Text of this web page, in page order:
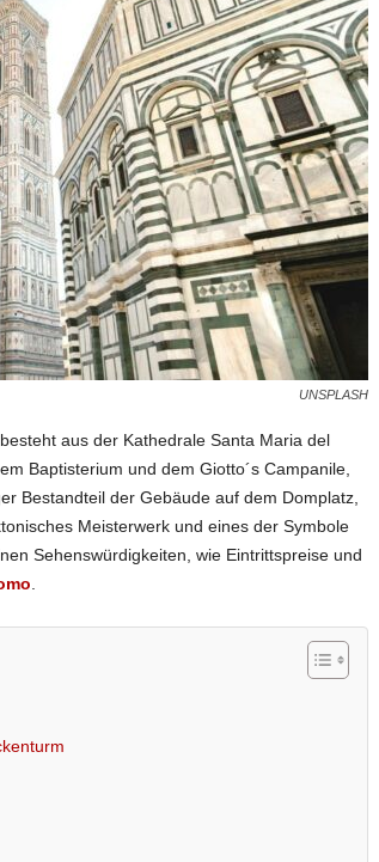
UNSPLASH
aus der Kathedrale Santa Maria del
Baptisterium und dem Giotto´s Campanile,
Bestandteil der Gebäude auf dem Domplatz,
Meisterwerk und eines der Symbole
Sehenswürdigkeiten, wie Eintrittspreise und